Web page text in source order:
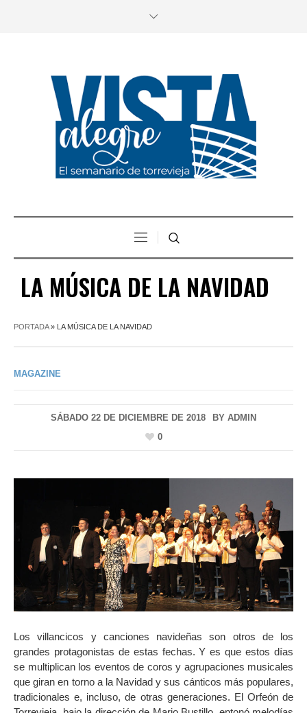
LA MÚSICA DE LA NAVIDAD
PORTADA» LA MÚSICA DE LA NAVIDAD
MAGAZINE
SÁBADO 22 DE DICIEMBRE DE 2018 BY ADMIN
0
Los villancicos y canciones navideñas son otros de los
grandes protagonistas de estas fechas. Y es que estos días
se multiplican los eventos de coros y agrupaciones musicales
que giran en torno a la Navidad y sus cánticos más populares,
tradicionales e, incluso, de otras generaciones. El Orfeón de